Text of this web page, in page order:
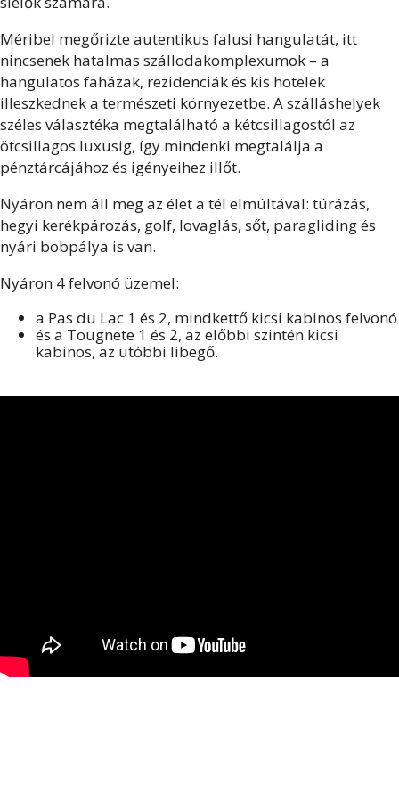
Méribel megőrizte autentikus falusi hangulatát, itt
nincsenek hatalmas szállodakomplexumok – a
hangulatos faházak, rezidenciák és kis hotelek
illeszkednek a természeti környezetbe. A szálláshelyek
széles választéka megtalálható a kétcsillagostól az
ötcsillagos luxusig, így mindenki megtalálja a
pénztárcájához és igényeihez illőt.
Nyáron nem áll meg az élet a tél elmúltával: túrázás,
hegyi kerékpározás, golf, lovaglás, sőt, paragliding és
nyári bobpálya is van.
Nyáron 4 felvonó üzemel:
a Pas du Lac 1 és 2, mindkettő kicsi kabinos felvonó
és a Tougnete 1 és 2, az előbbi szintén kicsi
kabinos, az utóbbi libegő.